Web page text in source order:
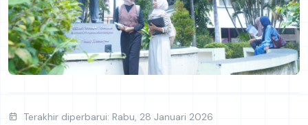
Terakhir diperbarui: Rabu, 28 Januari 2026